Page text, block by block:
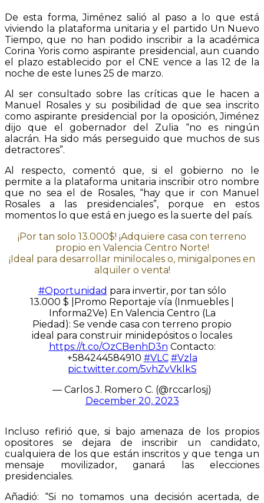
De esta forma, Jiménez salió al paso a lo que está
viviendo la plataforma unitaria y el partido Un Nuevo
Tiempo, que no han podido inscribir a la académica
Corina Yoris como aspirante presidencial, aun cuando
el plazo establecido por el CNE vence a las 12 de la
noche de este lunes 25 de marzo.
Al ser consultado sobre las críticas que le hacen a
Manuel Rosales y su posibilidad de que sea inscrito
como aspirante presidencial por la oposición, Jiménez
dijo que el gobernador del Zulia “no es ningún
alacrán. Ha sido más perseguido que muchos de sus
detractores”.
Al respecto, comentó que, si el gobierno no le
permite a la plataforma unitaria inscribir otro nombre
que no sea el de Rosales, “hay que ir con Manuel
Rosales a las presidenciales”, porque en estos
momentos lo que está en juego es la suerte del país.
¡Por tan solo 13.000$! ¡Adquiere casa con terreno
propio en Valencia Centro Norte!
¡Ideal para desarrollar minilocales o, minigalpones en
alquiler o venta!
#Oportunidad para invertir, por tan sólo
13.000 $ |Promo Reportaje vía (Inmuebles |
Informa2Ve) En Valencia Centro (La
Piedad): Se vende casa con terreno propio
ideal para construir minidepósitos o locales
https://t.co/OzCBenhD3n Contacto:
+584244584910 #VLC #Vzla
pic.twitter.com/5vhZvVklkS
— Carlos J. Romero C. (@rccarlosj)
December 20, 2023
Incluso refirió que, si bajo amenaza de los propios
opositores se dejara de inscribir un candidato,
cualquiera de los que están inscritos y que tenga un
mensaje movilizador, ganará las elecciones
presidenciales.
Añadió: “Si no tomamos una decisión acertada, de